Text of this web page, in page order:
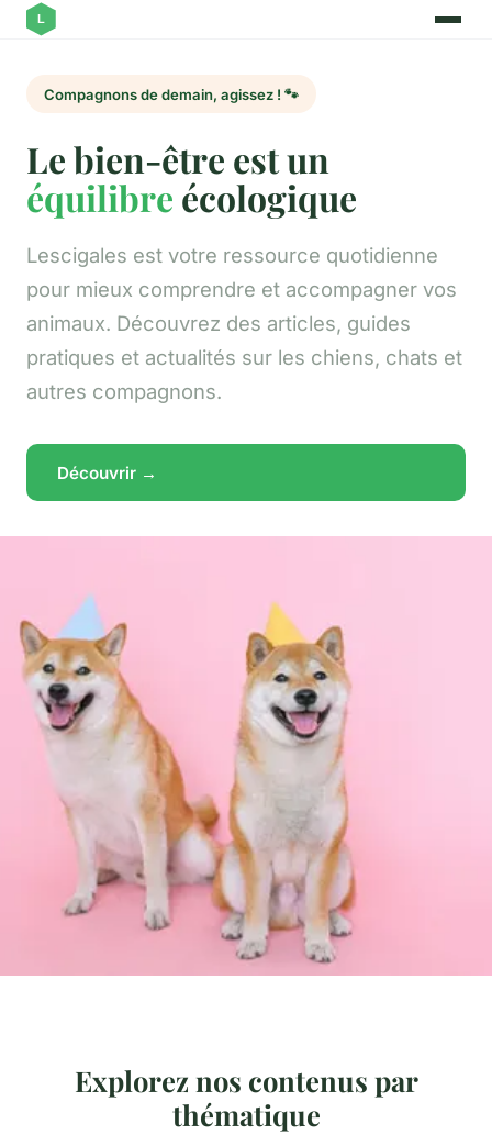
Compagnons de demain, agissez ! 🐾
Le bien-être est un
équilibre écologique
Lescigales est votre ressource quotidienne
pour mieux comprendre et accompagner vos
animaux. Découvrez des articles, guides
pratiques et actualités sur les chiens, chats et
autres compagnons.
Découvrir →
Explorez nos contenus par
thématique